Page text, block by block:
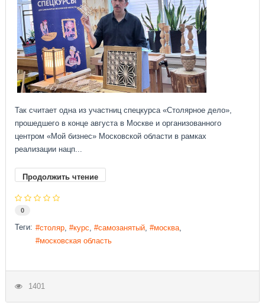
Так считает одна из участниц спецкурса «Столярное дело»,
прошедшего в конце августа в Москве и организованного
центром «Мой бизнес» Московской области в рамках
реализации нацп...
Продолжить чтение
0
Теги: столяр курс самозанятый
москва
московская область
1401